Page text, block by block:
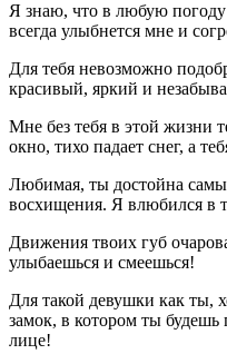
Я знаю, что в любую
всегда улыбнется мне и
Для тебя невозможно
красивый, яркий и
Мне без тебя в этой жизни
окно, тихо падает снег, а
Любимая, ты достойна
восхищения. Я влюбился в
Движения твоих губ
улыбаешься и смеешься!
Для такой девушки как ты,
замок, в котором ты
лице!